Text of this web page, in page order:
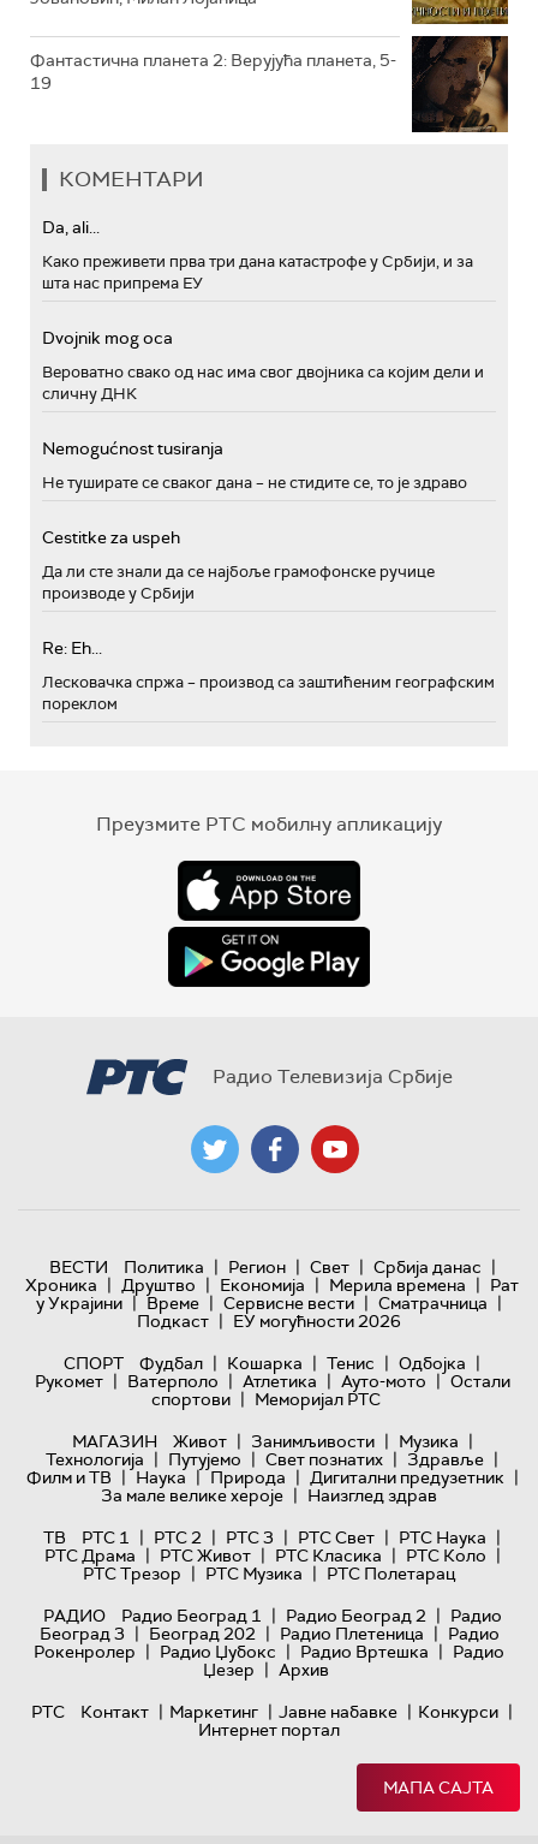
Фантастична планета 2: Верујућа планета, 5-
19
КОМЕНТАРИ
Da, ali...
Како преживети прва три дана катастрофе у Србији, и за
шта нас припрема ЕУ
Dvojnik mog oca
Вероватно свако од нас има свог двојника са којим дели и
сличну ДНК
Nemogućnost tusiranja
Не туширате се сваког дана – не стидите се, то је здраво
Cestitke za uspeh
Да ли сте знали да се најбоље грамофонске ручице
производе у Србији
Re: Eh...
Лесковачка спржа – производ са заштићеним географским
пореклом
Преузмите РТС мобилну апликацију
Радио Телевизија Србије
ВЕСТИ Политика | Регион | Свет | Србија данас |
Хроника | Друштво | Економија | Мерила времена | Рат
у Украјини | Време | Сервисне вести | Сматрачница |
Подкаст | ЕУ могућности 2026
СПОРТ
Фудбал | Кошарка | Тенис | Одбојка |
Рукомет | Ватерполо | Атлетика | Ауто-мото | Остали
спортови | Меморијал РТС
МАГАЗИН
Живот | Занимљивости | Музика |
Технологијa | Путујемо | Свет познатих | Здравље |
Филм и ТВ | Наука | Природа | Дигитални предузетник |
За мале велике хероје | Наизглед здрав
ТВ
РТС 1 | РТС 2 | РТС 3 | РТС Свет | РТС Наука |
РТС Драма | РТС Живот | РТС Класика | РТС Коло |
РТС Трезор | РТС Музика | РТС Полетарац
РАДИО
Радио Београд 1 | Радио Београд 2 | Радио
Београд 3 | Београд 202 | Радио Плетеница | Радио
Рокенролер | Радио Џубокс | Радио Вртешка | Радио
Џезер | Архив
РТС
Контакт | Маркетинг | Јавне набавке | Конкурси |
Интернет портал
МАПА САЈТА